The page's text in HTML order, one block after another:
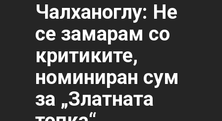
Чалханоглу: Не
се замарам со
критиките,
номиниран сум
за „Златната